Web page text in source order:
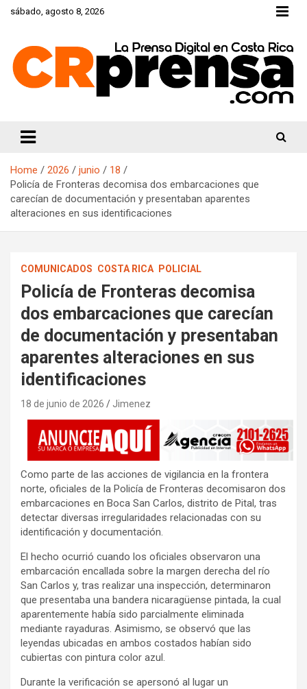
Skipsábado, agosto 8, 2026
Home 2026 junio
18
Policía de Fronteras decomisa dos embarcaciones que
carecían de documentación y presentaban aparentes
alteraciones en sus identificaciones
COMUNICADOS COSTA RICA POLICIAL
Policía de Fronteras decomisa
dos embarcaciones que carecían
de documentación y presentaban
aparentes alteraciones en sus
identificaciones
18 de junio de 2026 Jimenez
Como parte de las acciones de vigilancia en la frontera
norte, oficiales de la Policía de Fronteras decomisaron dos
embarcaciones en Boca San Carlos, distrito de Pital, tras
detectar diversas irregularidades relacionadas con su
identificación y documentación.
El hecho ocurrió cuando los oficiales observaron una
embarcación encallada sobre la margen derecha del río
San Carlos y, tras realizar una inspección, determinaron
que presentaba una bandera nicaragüense pintada, la cual
aparentemente había sido parcialmente eliminada
mediante rayaduras. Asimismo, se observó que las
leyendas ubicadas en ambos costados habían sido
cubiertas con pintura color azul.
Durante la verificación se apersonó al lugar un